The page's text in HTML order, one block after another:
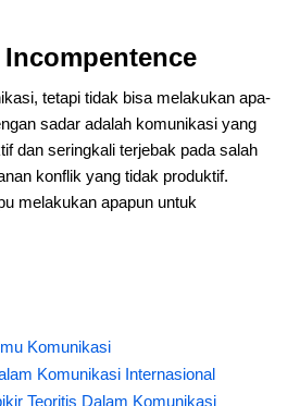
tetapi tidak bisa melakukan apa-
sadar adalah komunikasi yang
dan seringkali terjebak pada salah
konflik yang tidak produktif.
melakukan apapun untuk
Komunikasi
Komunikasi Internasional
Teoritis Dalam Komunikasi